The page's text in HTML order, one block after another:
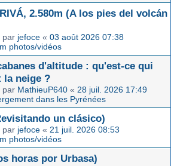
2.580m (A los pies del volcán
par jefoce « 03 août 2026 07:38
photos/vidéos
d'altitude : qu'est-ce qui
la neige ?
par MathieuP640 « 28 juil. 2026 17:49
dans les Pyrénées
un clásico)
par jefoce « 21 juil. 2026 08:53
photos/vidéos
horas por Urbasa)